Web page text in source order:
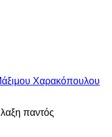
Χαρακόπουλου
παντός